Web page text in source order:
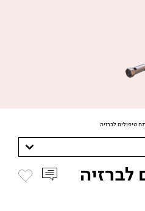
טיפולים לברזיה
לברזיה